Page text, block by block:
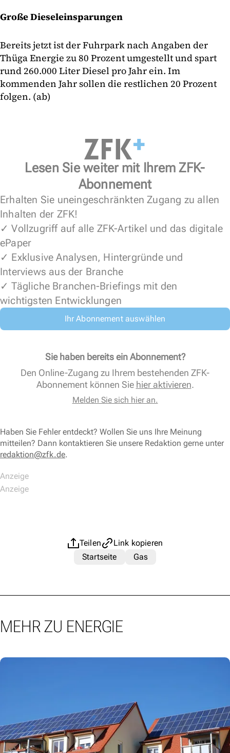
Große Dieseleinsparungen
Bereits jetzt ist der Fuhrpark nach Angaben der
Thüga Energie zu 80 Prozent umgestellt und spart
rund 260.000 Liter Diesel pro Jahr ein. Im
kommenden Jahr sollen die restlichen 20 Prozent
folgen. (ab)
Lesen Sie weiter mit Ihrem ZFK-
Abonnement
Erhalten Sie uneingeschränkten Zugang zu allen
Inhalten der ZFK!
✓ Vollzugriff auf alle ZFK-Artikel und das digitale
ePaper
✓ Exklusive Analysen, Hintergründe und
Interviews aus der Branche
✓ Tägliche Branchen-Briefings mit den
wichtigsten Entwicklungen
Ihr Abonnement auswählen
Sie haben bereits ein Abonnement?
Den Online-Zugang zu Ihrem bestehenden ZFK-
Abonnement können Sie hier aktivieren.
Melden Sie sich hier an.
Haben Sie Fehler entdeckt? Wollen Sie uns Ihre Meinung
mitteilen? Dann kontaktieren Sie unsere Redaktion gerne unter
redaktion@zfk.de.
Teilen
Link kopieren
Startseite
Gas
MEHR ZU ENERGIE